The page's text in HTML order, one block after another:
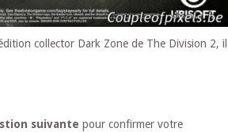
collector Dark Zone de The Division 2, il
suivante pour confirmer votre